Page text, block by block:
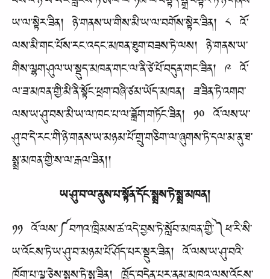
ཡ་ལ་སྟེར་ཟིན། ཉེ་གནས་ཡ་གིས་མི་ཡ་ལ་བགོས་སྟེར་ཟིན། ༨ འོ་
ལས་མི་གང་པོས་རང་འདང་མཁན་ཐུག་བཟས་ཏེ་ལས། ཉེ་གནས་ཡ་
གིས་ལྷག་ཤུལ་ཡ་སྡུད་མཁན་གང་ལ་ནི་ཙེ་པོ་བདུན་གང་ཟིན། ༩ འོ་
ལ་ཟ་མཁན་གྱི་མི་ནི་སྟོང་ཕྲག་བཞི་ཙམ་ཡོད་མཁན། ཟ་ཟིན་ཏེ་འགབ་
ལས་ཡ་ཤུ་བས་མི་ཡ་ལ་ཁང་པ་ལ་ཟློག་གཏོང་ཟིན། ༡༠ འོ་ལས་ཡ་
ཤུ་བ་དེ་རང་གི་ཉེ་གནས་ཡ་མཉམ་པོ་གྲུ་གཅིག་ལ་ཞུགས་ཏེ་དལ་མ་ནུ་ཐ་
སྨྲ་མཁན་གྱི་ས་ལ་རྒལ་ཟིན།།
ཡ་ཤུ་བ་ལ་ནུས་པ་སྟོན་དོང་སྨྲས་ཏེ་སྨྲ་མཁན།
༡༡ འོ་ལས་༼བཀའ་ཁྲིམས་ཚ་འདེ་བྱས་ཏེ་སློབ་མཁན་གྱི་༽ཕ་རི་སི་
ཡ་འོངས་ཏེ་ཡ་ཤུ་བ་མཉམ་པོ་ཤོད་པར་སྡུར་ཟིན། འོ་ལས་ཡ་ཤུ་བའི་